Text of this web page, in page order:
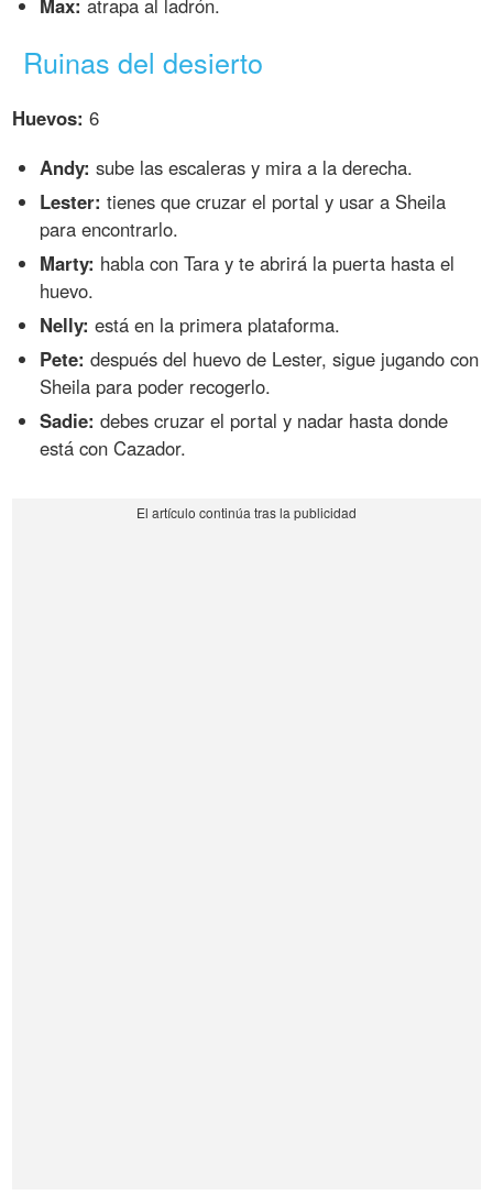
Max: atrapa al ladrón.
Ruinas del desierto
Huevos: 6
Andy: sube las escaleras y mira a la derecha.
Lester: tienes que cruzar el portal y usar a Sheila
para encontrarlo.
Marty: habla con Tara y te abrirá la puerta hasta el
huevo.
Nelly: está en la primera plataforma.
Pete: después del huevo de Lester, sigue jugando con
Sheila para poder recogerlo.
Sadie: debes cruzar el portal y nadar hasta donde
está con Cazador.